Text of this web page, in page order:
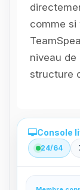
comme si
niveau
structure
Console
24/64